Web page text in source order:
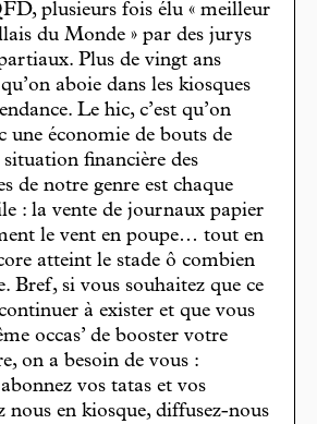
plusieurs fois élu « meilleur
du Monde » par des jurys
Plus de vingt ans
aboie dans les kiosques
Le hic, c’est qu’on
une économie de bouts de
financière des
de notre genre est chaque
: la vente de journaux papier
le vent en poupe… tout en
atteint le stade ô combien
Bref, si vous souhaitez que ce
à exister et que vous
occas’ de booster votre
on a besoin de vous :
vos tatas et vos
nous en kiosque, diffusez-nous